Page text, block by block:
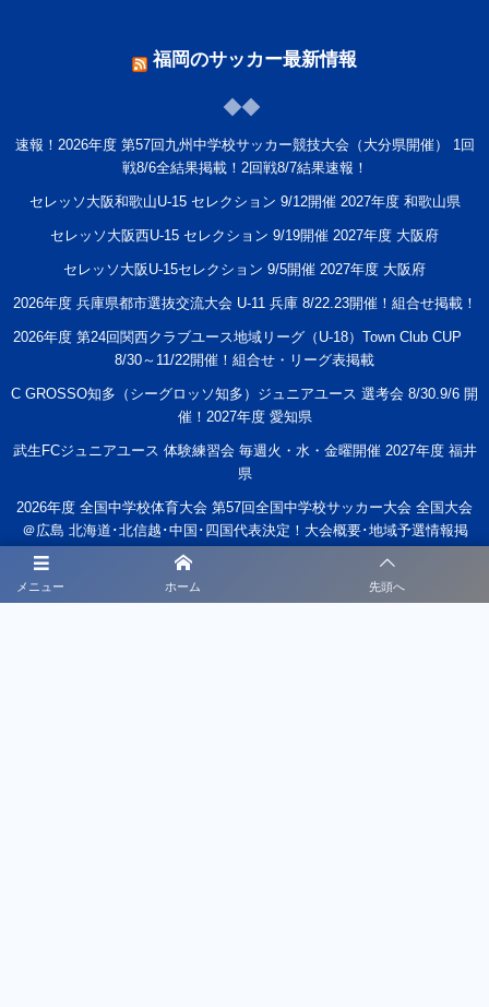
メニュー ホーム 先頭へ
福岡のサッカー最新情報
速報！2026年度 第57回九州中学校サッカー競技大会（大分県開催） 1回
戦8/6全結果掲載！2回戦8/7結果速報！
セレッソ大阪和歌山U-15 セレクション 9/12開催 2027年度 和歌山県
セレッソ大阪西U-15 セレクション 9/19開催 2027年度 大阪府
セレッソ大阪U-15セレクション 9/5開催 2027年度 大阪府
2026年度 兵庫県都市選抜交流大会 U-11 兵庫 8/22.23開催！組合せ掲載！
2026年度 第24回関西クラブユース地域リーグ（U-18）Town Club CUP
8/30～11/22開催！組合せ・リーグ表掲載
C GROSSO知多（シーグロッソ知多）ジュニアユース 選考会 8/30.9/6 開
催！2027年度 愛知県
武生FCジュニアユース 体験練習会 毎週火・水・金曜開催 2027年度 福井
県
2026年度 全国中学校体育大会 第57回全国中学校サッカー大会 全国大会
＠広島 北海道･北信越･中国･四国代表決定！大会概要･地域予選情報掲
載！8/18～8/23開催！
速報！2026年度 第47回北信越中学総体サッカー競技（富山県開催）優勝